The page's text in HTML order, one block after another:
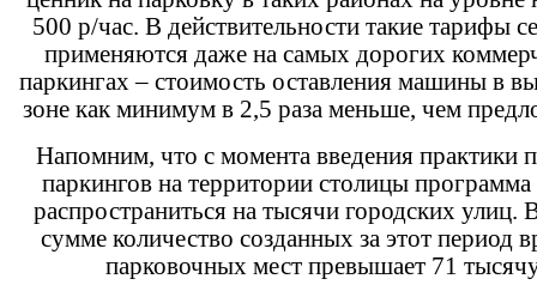
500 р/час. В действительности такие тарифы
применяются даже на самых дорогих
паркингах – стоимость оставления машины в
зоне как минимум в 2,5 раза меньше, чем
Напомним, что с момента введения практики
паркингов на территории столицы программа
распространиться на тысячи городских улиц.
сумме количество созданных за этот период
парковочных мест превышает 71